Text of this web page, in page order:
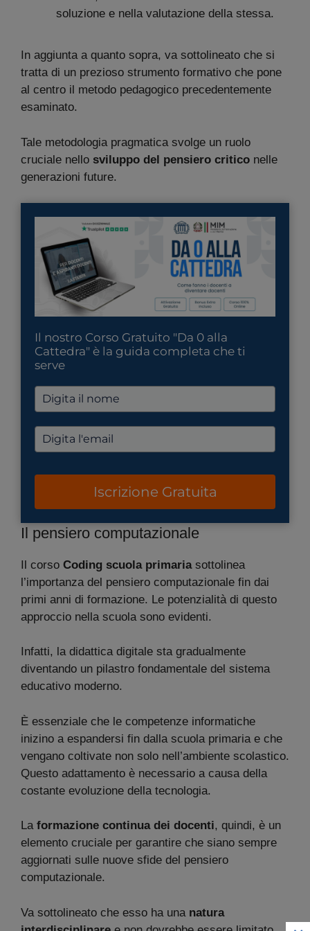
soluzione e nella valutazione della stessa.
In aggiunta a quanto sopra, va sottolineato che si
tratta di un prezioso strumento formativo che pone
al centro il metodo pedagogico precedentemente
esaminato.
Tale metodologia pragmatica svolge un ruolo
cruciale nello sviluppo del pensiero critico nelle
generazioni future.
Il nostro Corso Gratuito "Da 0 alla
Cattedra" è la guida completa che ti
serve
Iscrizione Gratuita
Il pensiero computazionale
Il corso Coding scuola primariasottolinea
l’importanza del pensiero computazionale fin dai
primi anni di formazione. Le potenzialità di questo
approccio nella scuola sono evidenti.
Infatti, la didattica digitale sta gradualmente
diventando un pilastro fondamentale del sistema
educativo moderno.
È essenziale che le competenze informatiche
inizino a espandersi fin dalla scuola primaria e che
vengano coltivate non solo nell’ambiente scolastico.
Questo adattamento è necessario a causa della
costante evoluzione della tecnologia.
La formazione continua dei docenti, quindi, è un
elemento cruciale per garantire che siano sempre
aggiornati sulle nuove sfide del pensiero
computazionale.
Va sottolineato che esso ha una natura